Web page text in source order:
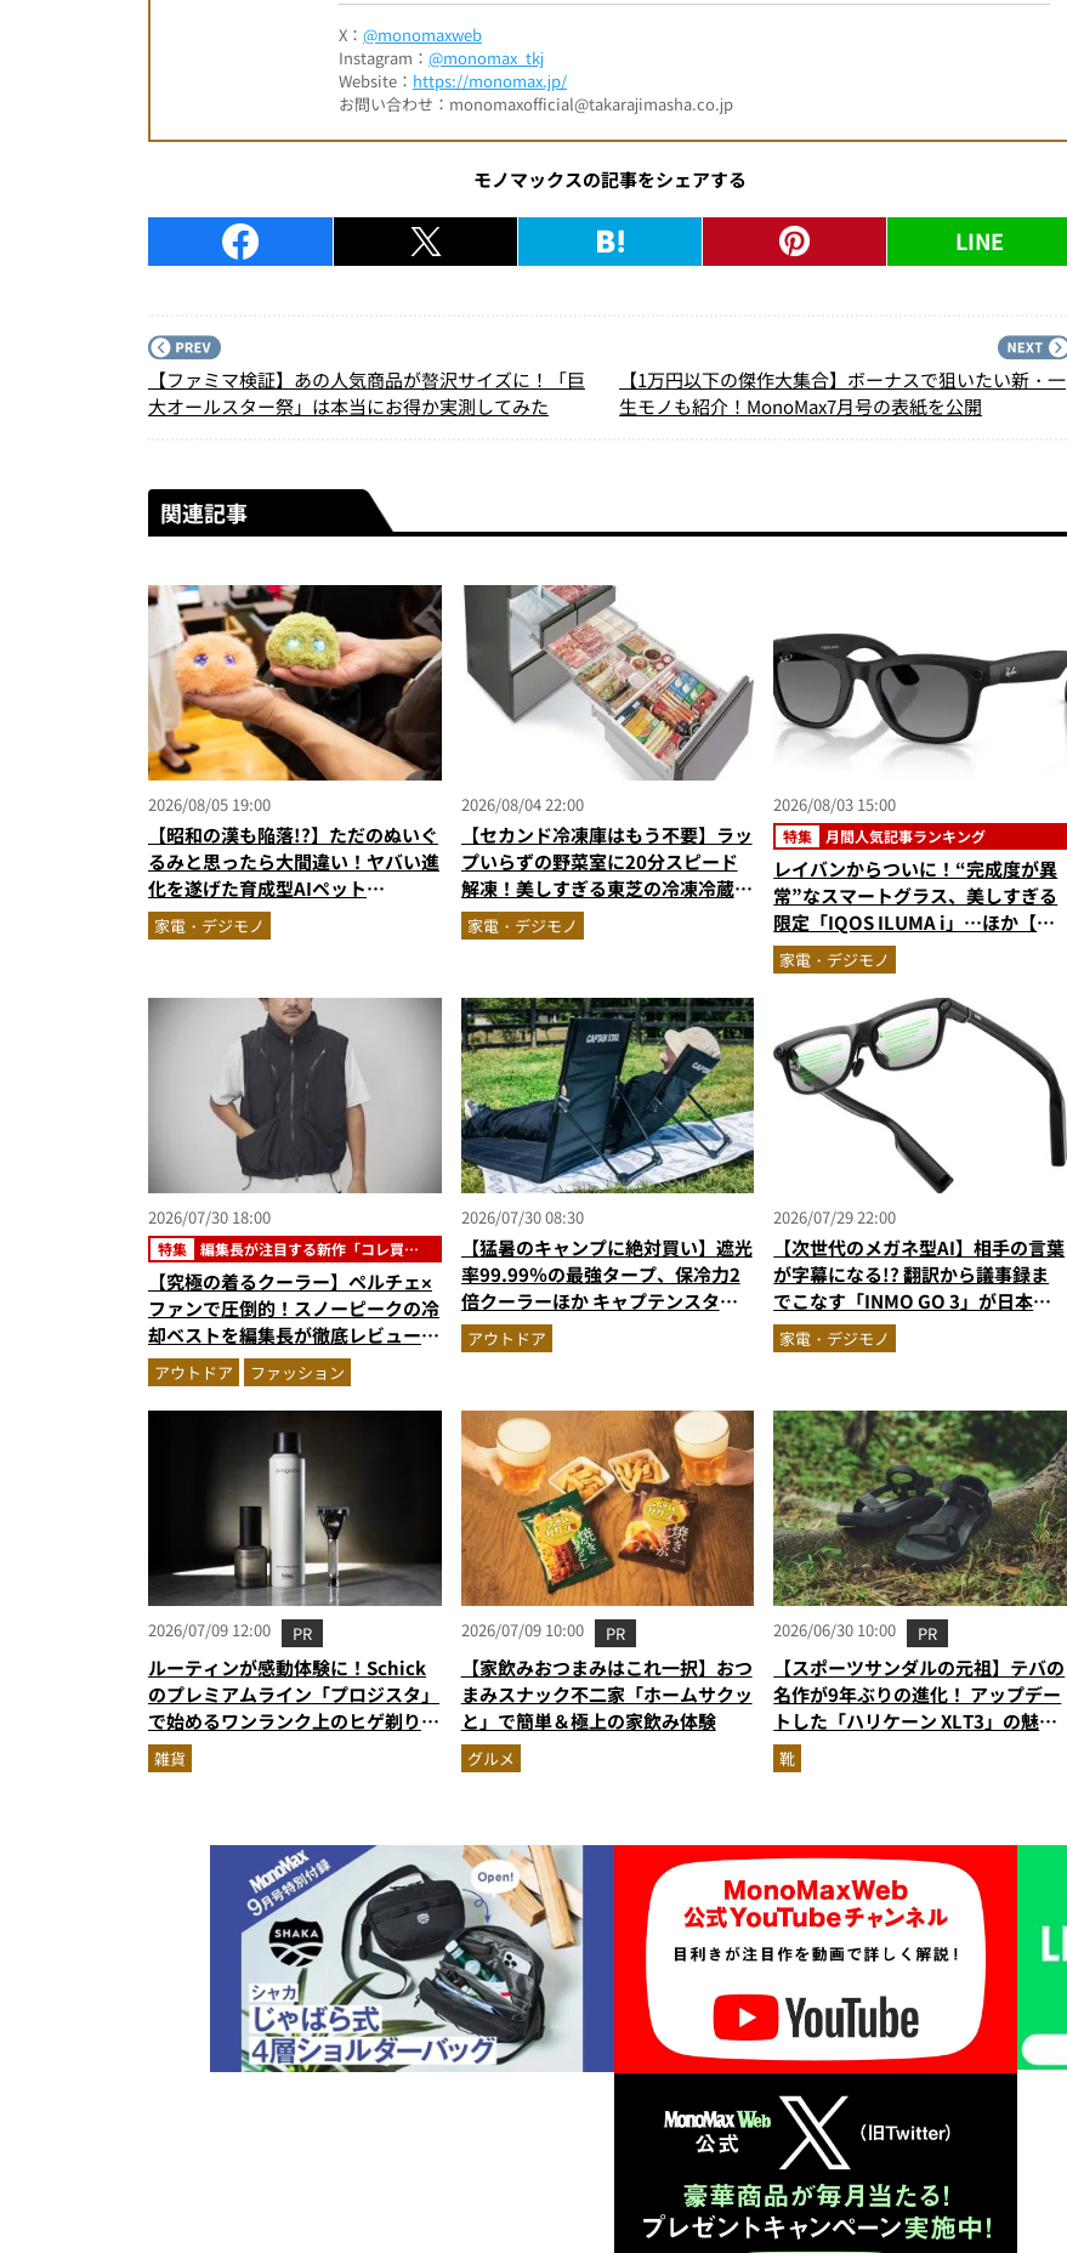
X： @monomaxweb
Instagram： @monomax_tkj
Website： https://monomax.jp/
お問い合わせ：monomaxofficial@takarajimasha.co.jp
モノマックスの記事をシェアする
LINE
【ファミマ検証】あの人気商品が贅沢サイズに！「巨
大オールスター祭」は本当にお得か実測してみた
【1万円以下の傑作大集合】ボーナスで狙いたい新・一
生モノも紹介！MonoMax7月号の表紙を公開
関連記事
2026/08/05 19:00
【昭和の漢も陥落!?】ただのぬいぐ
るみと思ったら大間違い！ヤバい進
化を遂げた育成型AIペット
「Fuzozo」にハートを奪われた
家電・デジモノ
2026/08/04 22:00
【セカンド冷凍庫はもう不要】ラッ
プいらずの野菜室に20分スピード
解凍！美しすぎる東芝の冷凍冷蔵庫
「フリーザ」を徹底解説／No.1モ
ノ雑誌編集長が選ぶ『センスがいい
家電・デジモノ
2026/08/03 15:00
特集 月間人気記事ランキング
レイバンからついに！“完成度が異
常”なスマートグラス、美しすぎる
限定「IQOS ILUMA i」…ほか【ガ
ジェットの人気記事ランキングベス
ト3】（2026年6月版）
家電・デジモノ
2026/07/30 18:00
特集
編集長が注目する新作「コレ買い
です」
【究極の着るクーラー】ペルチェ×
ファンで圧倒的！スノーピークの冷
却ベストを編集長が徹底レビュー。
炎天下でも“寒さ”を味わえる本気
のギア『コレ買いです』Vol.172
アウトドア ファッション
2026/07/30 08:30
【猛暑のキャンプに絶対買い】遮光
率99.99％の最強タープ、保冷力2
倍クーラーほか キャプテンスタッ
グの快適ギア6選を徹底解説
アウトドア
2026/07/29 22:00
【次世代のメガネ型AI】相手の言葉
が字幕になる!? 翻訳から議事録ま
でこなす「INMO GO 3」が日本上
陸家電・デジモノ
2026/07/09 12:00 PR
ルーティンが感動体験に！Schick
のプレミアムライン「プロジスタ」
で始めるワンランク上のヒゲ剃り習
慣
雑貨
2026/07/09 10:00 PR
【家飲みおつまみはこれ一択】おつ
まみスナック不二家「ホームサクッ
と」で簡単＆極上の家飲み体験
グルメ
2026/06/30 10:00 PR
【スポーツサンダルの元祖】テバの
名作が9年ぶりの進化！ アップデー
トした「ハリケーン XLT3」の魅力
を識者があらゆる角度から徹底解
説！
靴